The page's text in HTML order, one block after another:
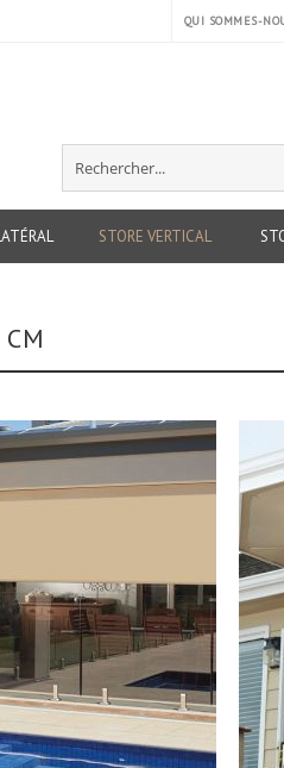
QUI SOMMES-
Rechercher
STORE VERTICAL